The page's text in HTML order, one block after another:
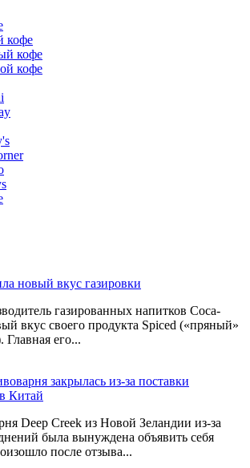
кофе
кофе
кофе
новый вкус газировки
газированных напитков Coca-
вкус своего продукта Spiced («пряный»
его...
закрылась из-за поставки
Китай
Deep Creek из Новой Зеландии из-за
была вынуждена объявить себя
после отзыва...